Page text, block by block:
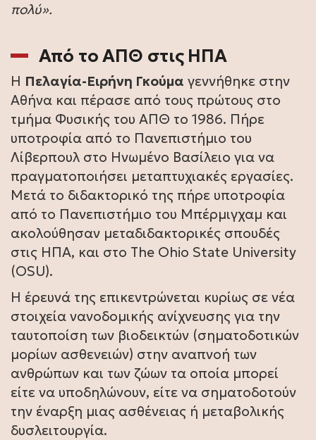
πολύ».
Από το ΑΠΘ στις ΗΠΑ
Η Πελαγία-Ειρήνη Γκούμα γεννήθηκε στην
Αθήνα και πέρασε από τους πρώτους στο
τμήμα Φυσικής του ΑΠΘ το 1986. Πήρε
υποτροφία από το Πανεπιστήμιο του
Λίβερπουλ στο Ηνωμένο Βασίλειο για να
πραγματοποιήσει μεταπτυχιακές εργασίες.
Μετά το διδακτορικό της πήρε υποτροφία
από το Πανεπιστήμιο του Μπέρμιγχαμ και
ακολούθησαν μεταδιδακτορικές σπουδές
στις ΗΠΑ, και στο The Ohio State University
(OSU).
Η έρευνά της επικεντρώνεται κυρίως σε νέα
στοιχεία νανοδομικής ανίχνευσης για την
ταυτοποίση των βιοδεικτών (σηματοδοτικών
μορίων ασθενειών) στην αναπνοή των
ανθρώπων και των ζώων τα οποία μπορεί
είτε να υποδηλώνουν, είτε να σηματοδοτούν
την έναρξη μιας ασθένειας ή μεταβολικής
δυσλειτουργία.